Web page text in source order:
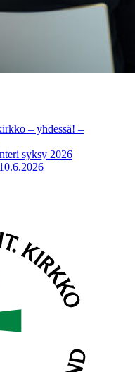
– yhdessä! –
syksy 2026